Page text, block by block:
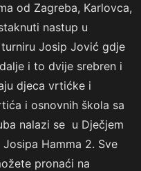
od Zagreba, Karlovca,
nastup u
Josip Jović gdje
i to dvije srebren i
djeca vrtićke i
i osnovnih škola sa
nalazi se u Dječjem
Hamma 2. Sve
pronaći na